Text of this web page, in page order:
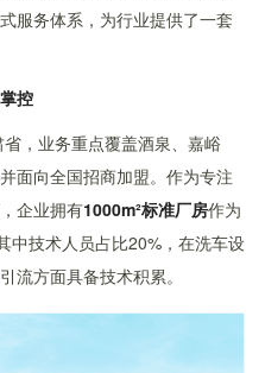
服务体系，为行业提供了一套
控
，业务重点覆盖酒泉、嘉峪
面向全国招商加盟。作为专注
企业拥有1000m²标准厂房作为
中技术人员占比20%，在洗车设
流方面具备技术积累。